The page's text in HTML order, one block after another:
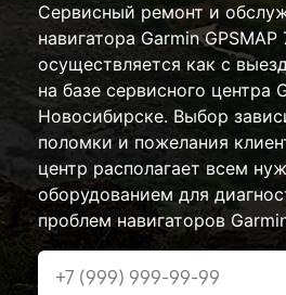
Сервисный ремонт и
навигатора Garmin GPSMAP
осуществляется как с
на базе сервисного центра
Новосибирске. Выбор
поломки и пожелания
центр располагает всем
оборудованием для
проблем навигаторов